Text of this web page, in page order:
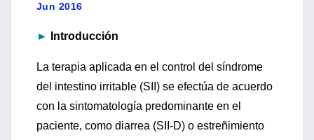
Jun 2016
► Introducción
La terapia aplicada en el control del síndrome
del intestino irritable (SII) se efectúa de acuerdo
con la sintomatología predominante en el
paciente, como diarrea (SII-D) o estreñimiento